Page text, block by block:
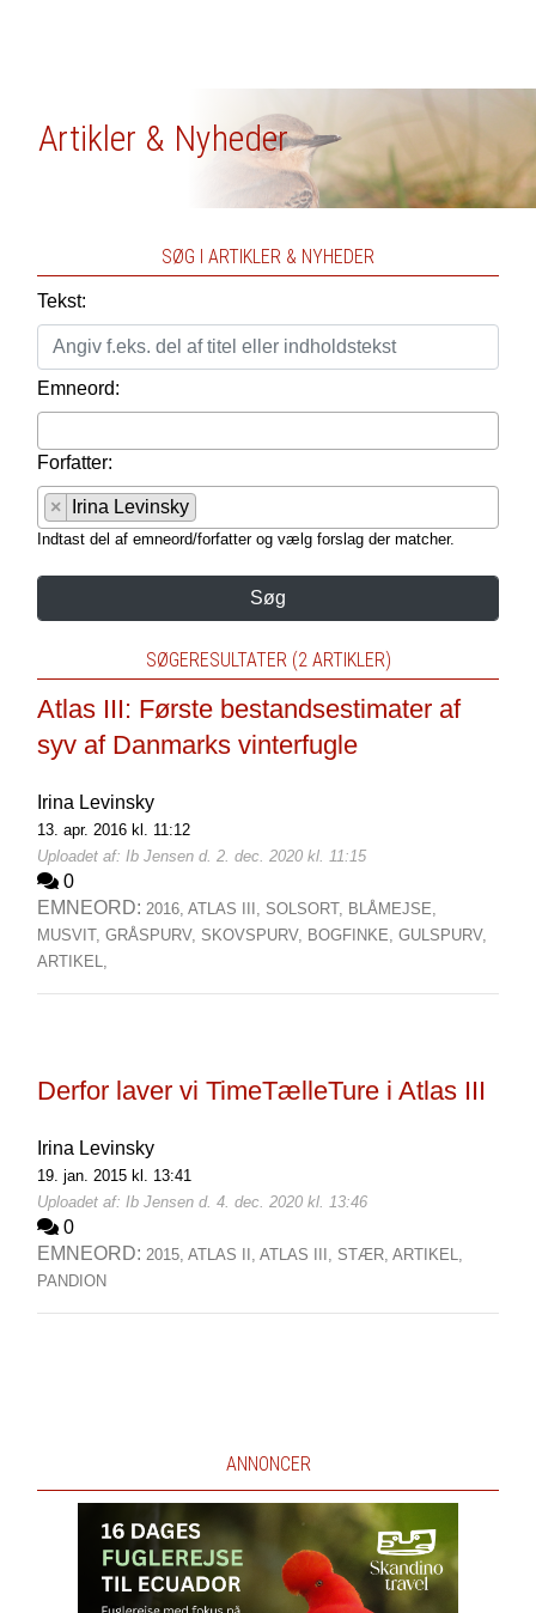
Artikler & Nyheder
SØG I ARTIKLER & NYHEDER
Tekst:
Emneord:
Forfatter:
× Irina Levinsky
Indtast del af emneord/forfatter og vælg forslag der matcher.
Søg
SØGERESULTATER (2 ARTIKLER)
Atlas III: Første bestandsestimater af
syv af Danmarks vinterfugle
Irina Levinsky
13. apr. 2016 kl. 11:12
Uploadet af: Ib Jensen d. 2. dec. 2020 kl. 11:15
0
EMNEORD: 2016, ATLAS III, SOLSORT, BLÅMEJSE,
MUSVIT, GRÅSPURV, SKOVSPURV, BOGFINKE, GULSPURV,
ARTIKEL,
Derfor laver vi TimeTælleTure i Atlas III
Irina Levinsky
19. jan. 2015 kl. 13:41
Uploadet af: Ib Jensen d. 4. dec. 2020 kl. 13:46
0
EMNEORD: 2015, ATLAS II, ATLAS III, STÆR, ARTIKEL,
PANDION
ANNONCER